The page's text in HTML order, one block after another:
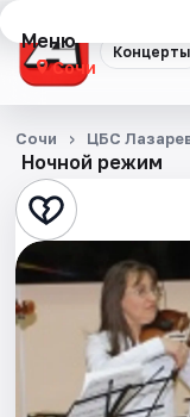
Концерты
Меню
Сочи
Концерты
Театр
Стендап
Выставки
Квесты
Экскурсии
Ночной режим
Сочи ЦБС